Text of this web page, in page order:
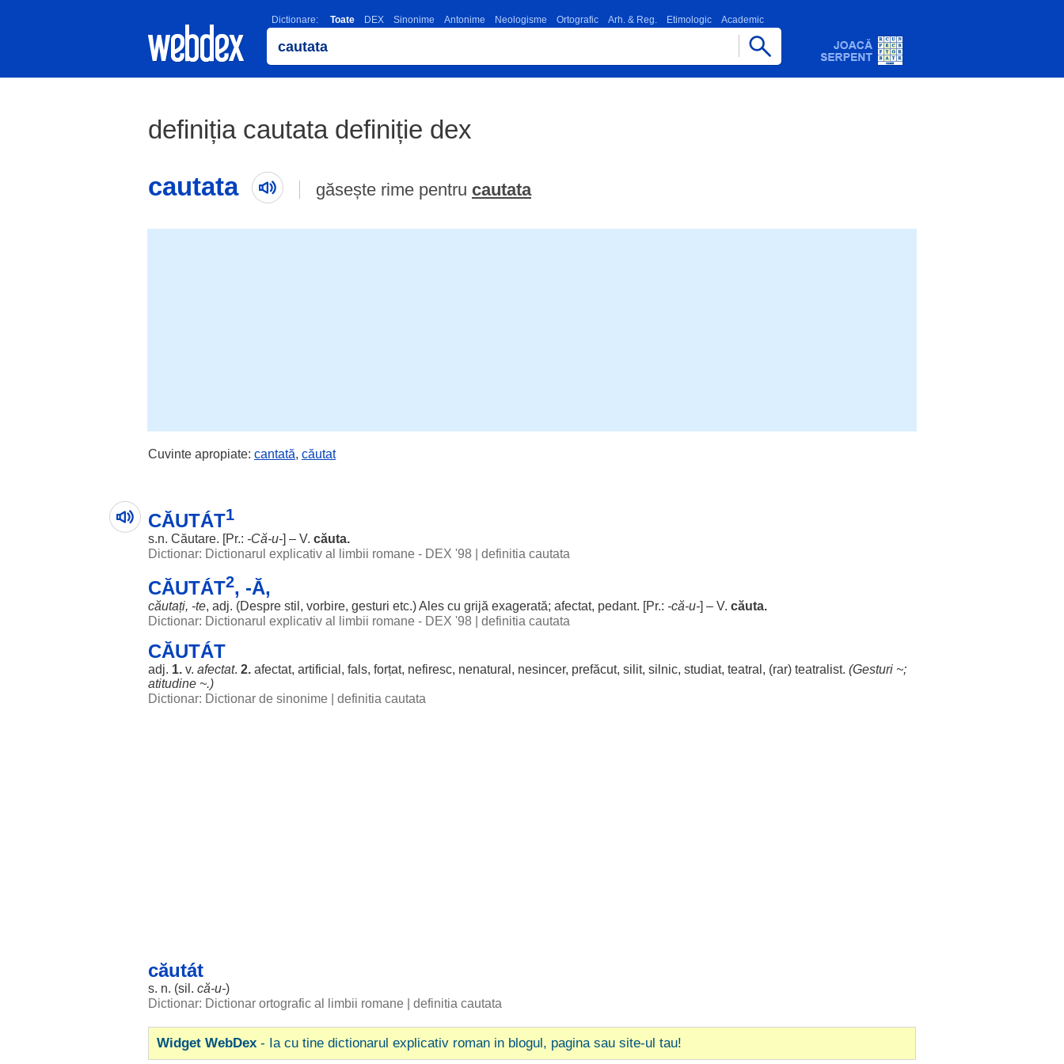
Dictionare: Toate DEX Sinonime Antonime Neologisme Ortografic Arh. & Reg. Etimologic Academic
definiția cautata definiție dex
cautata
găsește rime pentru cautata
Cuvinte apropiate: cantată, căutat
CĂUTÁT1
s.n. Căutare. [Pr.: -Că-u-] – V. căuta.
Dictionar: Dictionarul explicativ al limbii romane - DEX '98
definitia cautata
CĂUTÁT2, -Ă,
căutați, -te, adj. (Despre stil , vorbire, gesturi etc.)Ales cu grijă exagerată; afectat, pedant. [Pr.: -că-u-] – V. căuta.
Dictionar: Dictionarul explicativ al limbii romane - DEX '98
definitia cautata
CĂUTÁT
adj. 1. v. afectat. 2. afectat, artificial , fals, forțat, nefiresc, nenatural , nesincer, prefăcut, silit, silnic, studiat, teatral , (rar) teatralist. (Gesturi ~;
atitudine ~.)
Dictionar: Dictionar de sinonime
definitia cautata
căutát
s. n. (sil . că-u-)
Dictionar: Dictionar ortografic al limbii romane
definitia cautata
Widget WebDex - Ia cu tine dictionarul explicativ roman in blogul, pagina sau site-ul tau!